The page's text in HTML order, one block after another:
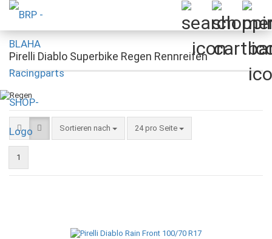
Pirelli Diablo Superbike Regen Rennreifen
Sortieren nach
Sortieren nach 24 pro Seite
pro Seite
1